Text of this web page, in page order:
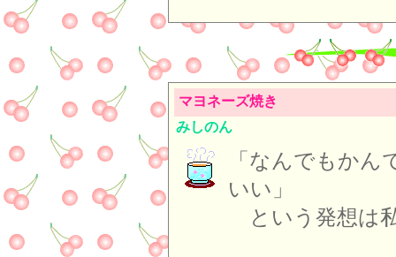
マヨネーズ焼き
みしのん
「なんでもか
いい」
という発想は